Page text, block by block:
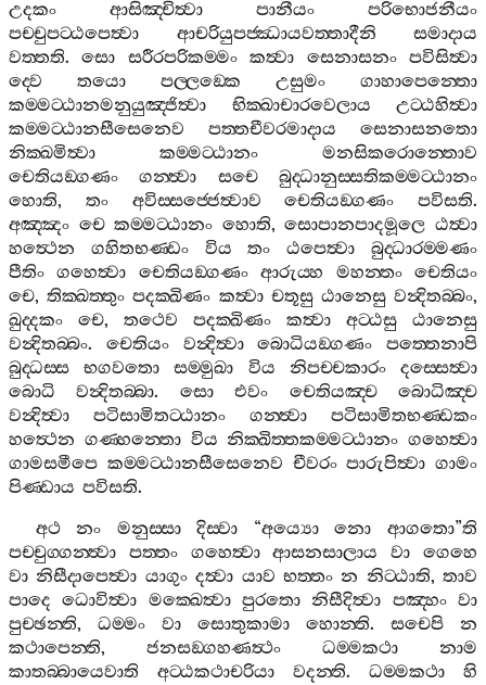
උදකං ආසිඤ‍්චිත්‍වා පානීයං
පරිභොජනීයං
පච‍්චුපට‍්ඨපෙත්‍වා
ආචරියුපජ‍්ඣායවත‍්තාදීනි
සමාදාය
වත‍්තති.සො සරීරපරිකම‍්මං කත්‍වා සෙනාසනං
පවිසිත්‍වා
ද‍්වෙ
තයො පල‍්ලඞ‍්කෙ උසුමං
ගාහාපෙන‍්තො
කම‍්මට‍්ඨානමනුයුඤ‍්ජිත්‍වා
භික‍්ඛාචාරවෙලාය
උට‍්ඨහිත්‍වා
කම‍්මට‍්ඨානසීසෙනෙව
පත‍්තචීවරමාදාය
සෙනාසනතො
නික‍්ඛමිත්‍වා
කම‍්මට‍්ඨානං
මනසිකරොන‍්තොව
චෙතියඞ‍්ගණං
ගන‍්ත්‍වා සචෙ
බුද‍්ධානුස‍්සතිකම‍්මට‍්ඨානං
හොති, තං අවිස‍්සජ‍්ජෙත්‍වාව චෙතියඞ‍්ගණං පවිසති.
අඤ‍්ඤං චෙ කම‍්මට‍්ඨානං හොති,සොපානපාදමූලෙ ඨත්‍වා
හත්‍ථෙන
ගහිතභණ‍්ඩං විය තං ඨපෙත්‍වා
බුද‍්ධාරම‍්මණං
පීතිං
ගහෙත්‍වා චෙතියඞ‍්ගණං ආරුය‍්හ මහන‍්තං
චෙතියං
චෙ,තික‍්ඛත‍්තුං පදක‍්ඛිණං කත්‍වා චතූසු ඨානෙසු වන්‍දිතබ‍්බං,
ඛුද‍්දකං
චෙ, තථෙව පදක‍්ඛිණං කත්‍වා අට‍්ඨසු
ඨානෙසු
වන්‍දිතබ‍්බං. චෙතියං වන්‍දිත්‍වා බොධියඞ‍්ගණං
පත‍්තෙනාපි
බුද‍්ධස‍්ස
භගවතො සම‍්මුඛා විය නිපච‍්චකාරං
දස‍්සෙත්‍වා
බොධි
වන්‍දිතබ‍්බා. සො එවං චෙතියඤ‍්ච
බොධිඤ‍්ච
වන්‍දිත්‍වා
පටිසාමිතට‍්ඨානං ගන‍්ත්‍වා
පටිසාමිතභණ‍්ඩකං
හත්‍ථෙන ගණ‍්හන‍්තො විය නික‍්ඛිත‍්තකම‍්මට‍්ඨානං ගහෙත්‍වා
ගාමසමීපෙ කම‍්මට‍්ඨානසීසෙනෙව චීවරං පාරුපිත්‍වා ගාමං
පිණ‍්ඩාය පවිසති.
අථ
නං මනුස‍්සා දිස‍්වා “අය්‍යො නො ආගතො”ති
පච‍්චුග‍්ගන‍්ත්‍වා
පත‍්තං ගහෙත්‍වා ආසනසාලාය වා
ගෙහෙ
වා නිසීදාපෙත්‍වා යාගුං දත්‍වා යාව භත‍්තං න නිට‍්ඨාති, තාව
පාදෙ ධොවිත්‍වා මක‍්ඛෙත්‍වා පුරතො නිසීදිත්‍වා පඤ‍්හං වා
පුච‍්ඡන‍්ති, ධම‍්මං වා සොතුකාමා හොන‍්ති. සචෙපි
න
කථාපෙන‍්ති, ජනසඞ‍්ගහණත්‍ථං ධම‍්මකථා
නාම
කාතබ‍්බායෙවාති
අට‍්ඨකථාචරියා වදන‍්ති. ධම‍්මකථා
හි